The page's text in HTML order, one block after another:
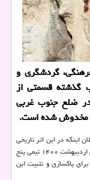
گردشگری و
گذشته قسمتی از
ضلع جنوب غربی
مخدوش شده است.
اینکه در این اثر تاریخی
تخریبی انجام نشده است، اضافه کرد: از فردا سه شنبه هفتم اردیبهشت ۱۴۰۰ تیمی پنج
پاکسازی و تثبیت این